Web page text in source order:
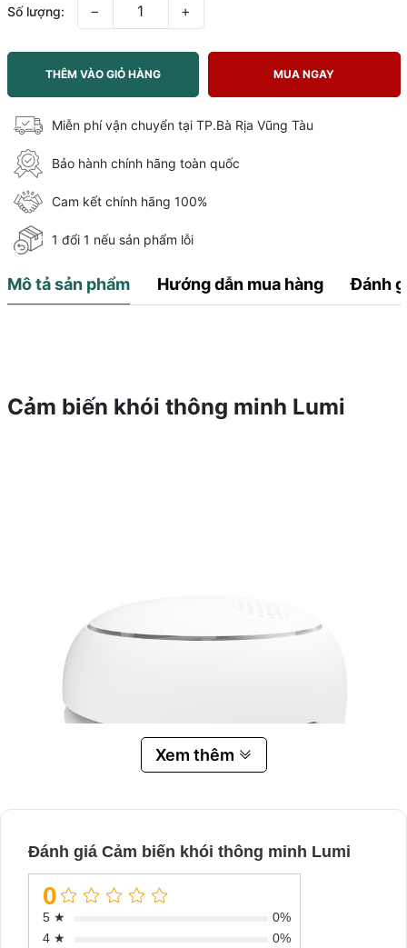
Số lượng: − +
THÊM VÀO GIỎ HÀNG MUA NGAY
Miễn phí vận chuyển tại TP.Bà Rịa Vũng Tàu
Bảo hành chính hãng toàn quốc
Cam kết chính hãng 100%
1 đổi 1 nếu sản phẩm lỗi
Mô tả sản phẩm Hướng dẫn mua hàng Đánh
Cảm biến khói thông minh Lumi
Xem thêm
Đánh giá Cảm biến khói thông minh Lumi
0
5 ★
0%
4 ★
0%